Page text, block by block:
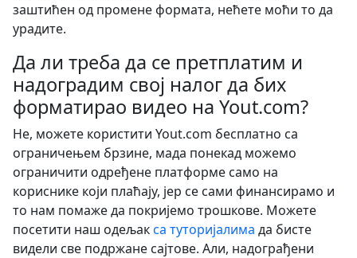
заштићен од промене формата, нећете моћи то да
урадите.
Да ли треба да се претплатим и
надоградим свој налог да бих
форматирао видео на Yout.com?
Не, можете користити Yout.com бесплатно са
ограничењем брзине, мада понекад можемо
ограничити одређене платформе само на
кориснике који плаћају, јер се сами финансирамо и
то нам помаже да покријемо трошкове. Можете
посетити наш одељакса туторијалима да бисте
видели све подржане сајтове. Али, надограђени